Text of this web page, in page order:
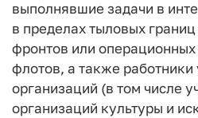
выполнявшие задачи в
в пределах тыловых
фронтов или
флотов, а также
организаций (в том числе
организаций культуры и